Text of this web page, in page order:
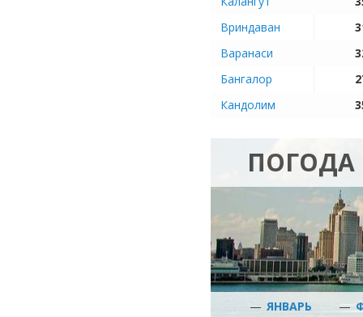
Вриндаван
Варанаси
Бангалор
Кандолим
— ЯНВАРЬ —